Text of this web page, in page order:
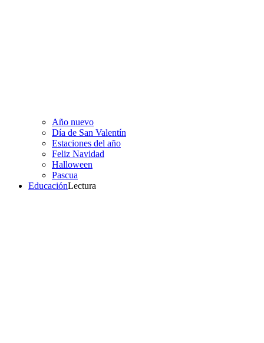
Año nuevo
Día de San Valentín
Estaciones del año
Feliz Navidad
Halloween
Pascua
EducaciónLectura